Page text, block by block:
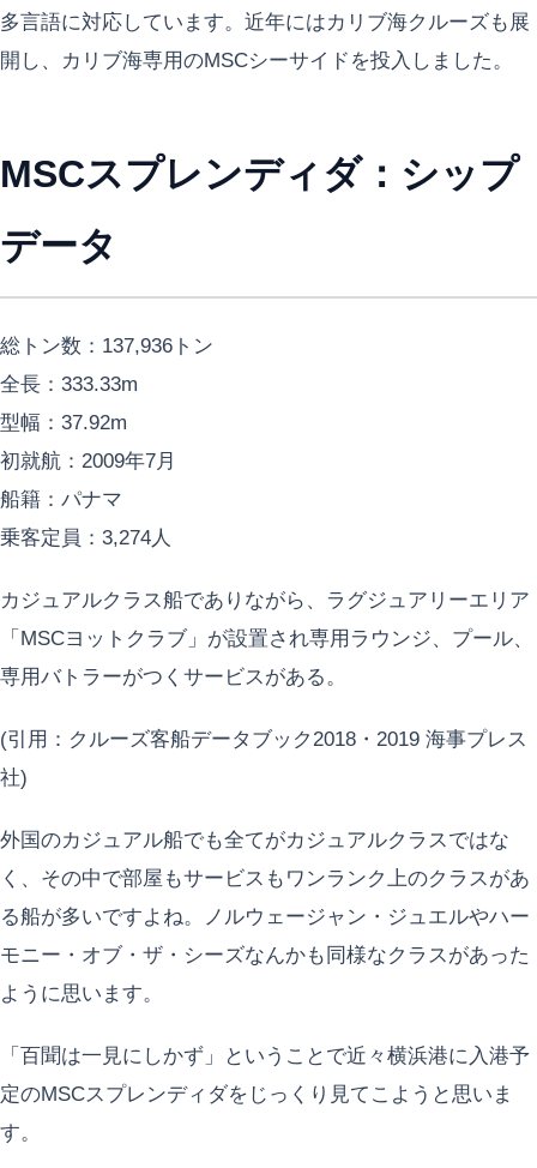
多言語に対応しています。近年にはカリブ海クルーズも展
開し、カリブ海専用のMSCシーサイドを投入しました。
MSCスプレンディダ：シップ
データ
総トン数：137,936トン
全長：333.33m
型幅：37.92m
初就航：2009年7月
船籍：パナマ
乗客定員：3,274人
カジュアルクラス船でありながら、ラグジュアリーエリア
「MSCヨットクラブ」が設置され専用ラウンジ、プール、
専用バトラーがつくサービスがある。
(引用：クルーズ客船データブック2018・2019 海事プレス
社)
外国のカジュアル船でも全てがカジュアルクラスではな
く、その中で部屋もサービスもワンランク上のクラスがあ
る船が多いですよね。ノルウェージャン・ジュエルやハー
モニー・オブ・ザ・シーズなんかも同様なクラスがあった
ように思います。
「百聞は一見にしかず」ということで近々横浜港に入港予
定のMSCスプレンディダをじっくり見てこようと思いま
す。